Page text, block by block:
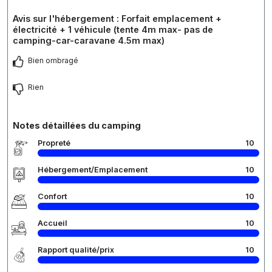
Avis sur l'hébergement : Forfait emplacement +
électricité + 1 véhicule (tente 4m max- pas de
camping-car-caravane 4.5m max)
Bien ombragé
Rien
Notes détaillées du camping
Propreté 10
Hébergement/Emplacement 10
Confort 10
Accueil 10
Rapport qualité/prix 10